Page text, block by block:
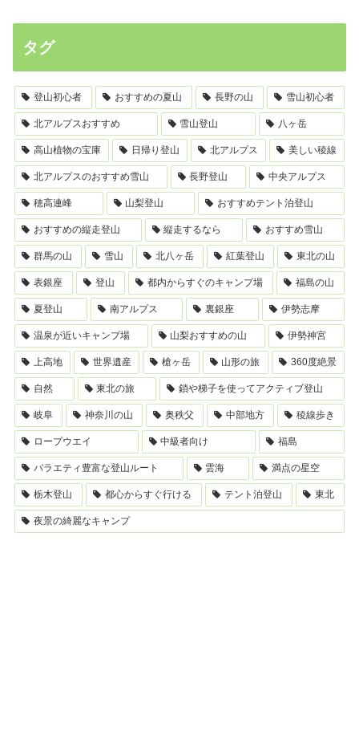
タグ
登山初心者 おすすめの夏山 長野の山 雪山初心者
北アルプスおすすめ 雪山登山 八ヶ岳
高山植物の宝庫 日帰り登山 北アルプス 美しい稜線
北アルプスのおすすめ雪山 長野登山 中央アルプス
穂高連峰 山梨登山 おすすめテント泊登山
おすすめの縦走登山 縦走するなら おすすめ雪山
群馬の山 雪山 北八ヶ岳 紅葉登山 東北の山
表銀座 登山 都内からすぐのキャンプ場 福島の山
夏登山 南アルプス 裏銀座 伊勢志摩
温泉が近いキャンプ場 山梨おすすめの山 伊勢神宮
上高地 世界遺産 槍ヶ岳 山形の旅 360度絶景
自然 東北の旅 鎖や梯子を使ってアクティブ登山
岐阜 神奈川の山 奥秩父 中部地方 稜線歩き
ロープウエイ 中級者向け 福島
バラエティ豊富な登山ルート 雲海 満点の星空
栃木登山 都心からすぐ行ける テント泊登山 東北
夜景の綺麗なキャンプ